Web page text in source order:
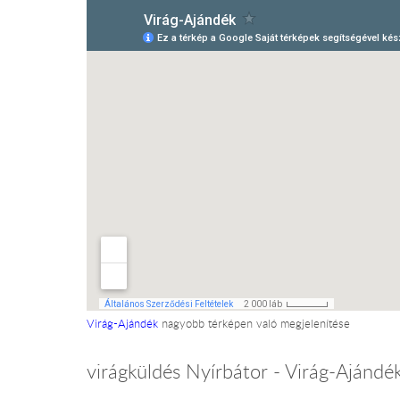
Virág-Ajándék nagyobb térképen való megjelenítése
virágküldés Nyírbátor - Virág-